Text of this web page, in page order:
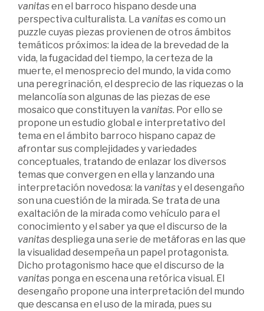
vanitasen el barroco hispano desde una
perspectiva culturalista. La vanitases como un
puzzle cuyas piezas provienen de otros ámbitos
temáticos próximos: la idea de la brevedad de la
vida, la fugacidad del tiempo, la certeza de la
muerte, el menosprecio del mundo, la vida como
una peregrinación, el desprecio de las riquezas o la
melancolía son algunas de las piezas de ese
mosaico que constituyen la vanitas. Por ello se
propone un estudio global e interpretativo del
tema en el ámbito barroco hispano capaz de
afrontar sus complejidades y variedades
conceptuales, tratando de enlazar los diversos
temas que convergen en ella y lanzando una
interpretación novedosa: la vanitasy el desengaño
son una cuestión de la mirada. Se trata de una
exaltación de la mirada como vehículo para el
conocimiento y el saber ya que el discurso de la
vanitasdespliega una serie de metáforas en las que
la visualidad desempeña un papel protagonista.
Dicho protagonismo hace que el discurso de la
vanitas ponga en escena una retórica visual. El
desengaño propone una interpretación del mundo
que descansa en el uso de la mirada, pues su